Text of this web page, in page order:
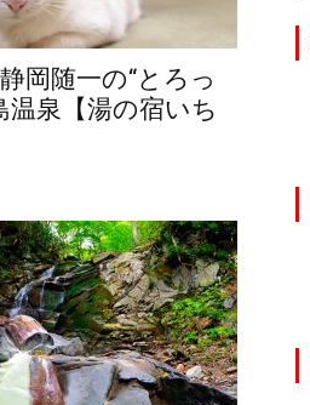
岡随一の“とろっ
泉【湯の宿いち